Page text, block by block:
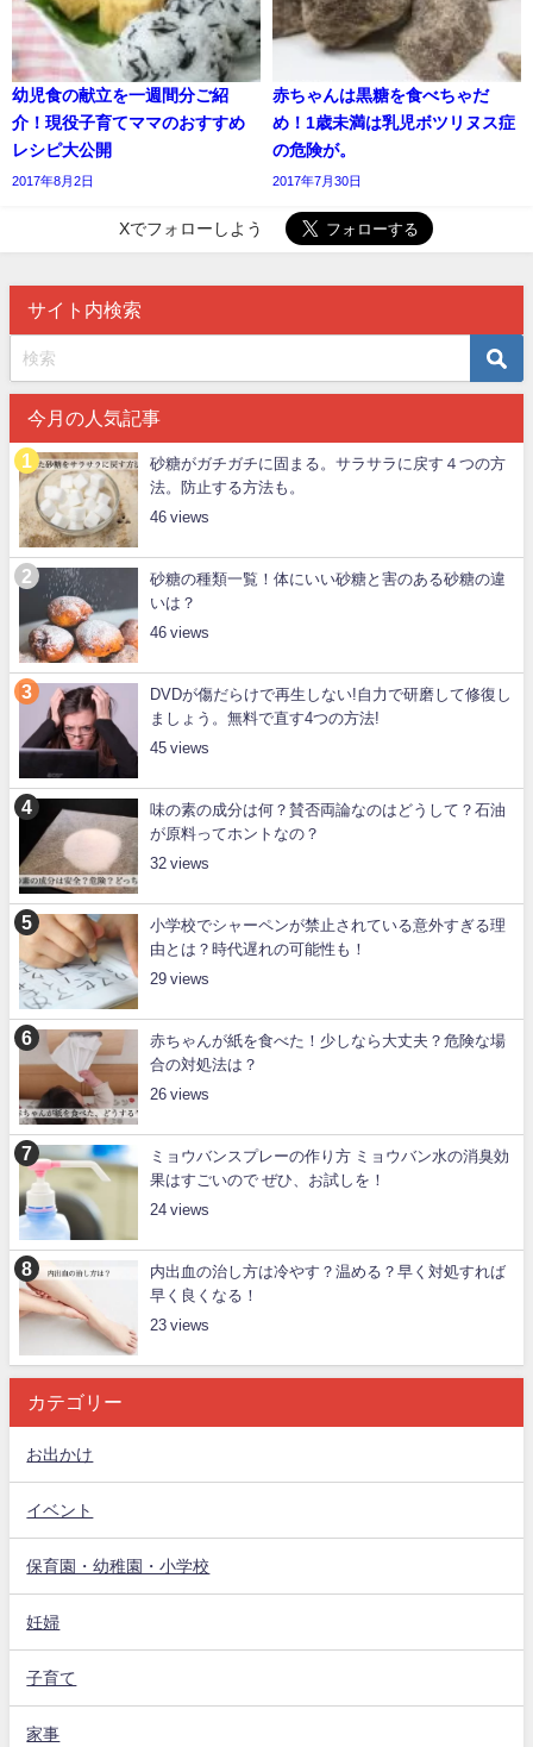
幼児食の献立を一週間分ご紹
介！現役子育てママのおすすめ
レシピ大公開
2017年8月2日
赤ちゃんは黒糖を食べちゃだ
め！1歳未満は乳児ボツリヌス症
の危険が。
2017年7月30日
Xでフォローしよう
サイト内検索
今月の人気記事
砂糖がガチガチに固まる。サラサラに戻す４つの方
法。防止する方法も。
46
砂糖の種類一覧！体にいい砂糖と害のある砂糖の違
いは？
46
DVDが傷だらけで再生しない!自力で研磨して修復し
ましょう。無料で直す4つの方法!
45
味の素の成分は何？賛否両論なのはどうして？石油
が原料ってホントなの？
32
小学校でシャーペンが禁止されている意外すぎる理
由とは？時代遅れの可能性も！
29
赤ちゃんが紙を食べた！少しなら大丈夫？危険な場
合の対処法は？
26
ミョウバンスプレーの作り方 ミョウバン水の消臭効
果はすごいので ぜひ、お試しを！
24
内出血の治し方は冷やす？温める？早く対処すれば
早く良くなる！
23
カテゴリー
お出かけ
イベント
保育園・幼稚園・小学校
妊婦
子育て
家事